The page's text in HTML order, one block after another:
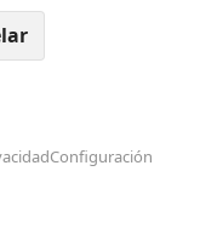
Configuración